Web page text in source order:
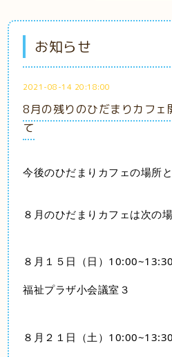
お知らせ
2021-08-14 20:18:00
8月の残りのひだまりカフェ
て
今後のひだまりカフェの場所
８月のひだまりカフェは次の
８月１５日（日）10:00~13:30
福祉プラザ小会議室３
８月２１日（土）10:00~13:30